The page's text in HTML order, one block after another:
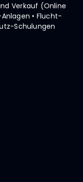
Verkauf (Online
Anlagen • Flucht-
Schulungen